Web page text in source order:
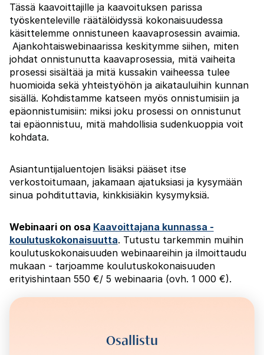
Tässä kaavoittajille ja kaavoituksen parissa
työskenteleville räätälöidyssä kokonaisuudessa
käsittelemme onnistuneen kaavaprosessin avaimia.
Ajankohtaiswebinaarissa keskitymme siihen, miten
johdat onnistunutta kaavaprosessia, mitä vaiheita
prosessi sisältää ja mitä kussakin vaiheessa tulee
huomioida sekä yhteistyöhön ja aikatauluihin kunnan
sisällä. Kohdistamme katseen myös onnistumisiin ja
epäonnistumisiin: miksi joku prosessi on onnistunut
tai epäonnistuu, mitä mahdollisia sudenkuoppia voit
kohdata.
Asiantuntijaluentojen lisäksi pääset itse
verkostoitumaan, jakamaan ajatuksiasi ja kysymään
sinua pohdituttavia, kinkkisiäkin kysymyksiä.
Webinaari on osa Kaavoittajana kunnassa -
koulutuskokonaisuutta. Tutustu tarkemmin muihin
koulutuskokonaisuuden webinaareihin ja ilmoittaudu
mukaan - tarjoamme koulutuskokonaisuuden
erityishintaan 550 €/ 5 webinaaria (ovh. 1 000 €).
Osallistu